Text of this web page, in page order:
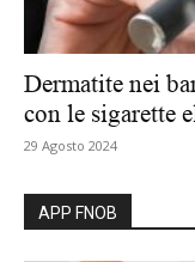
Dermatite nei
con le sigarette
29 Agosto 2024
APP FNOB